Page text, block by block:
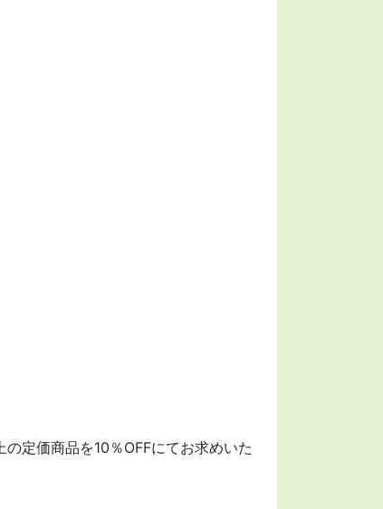
定価商品を10％OFFにてお求めいた